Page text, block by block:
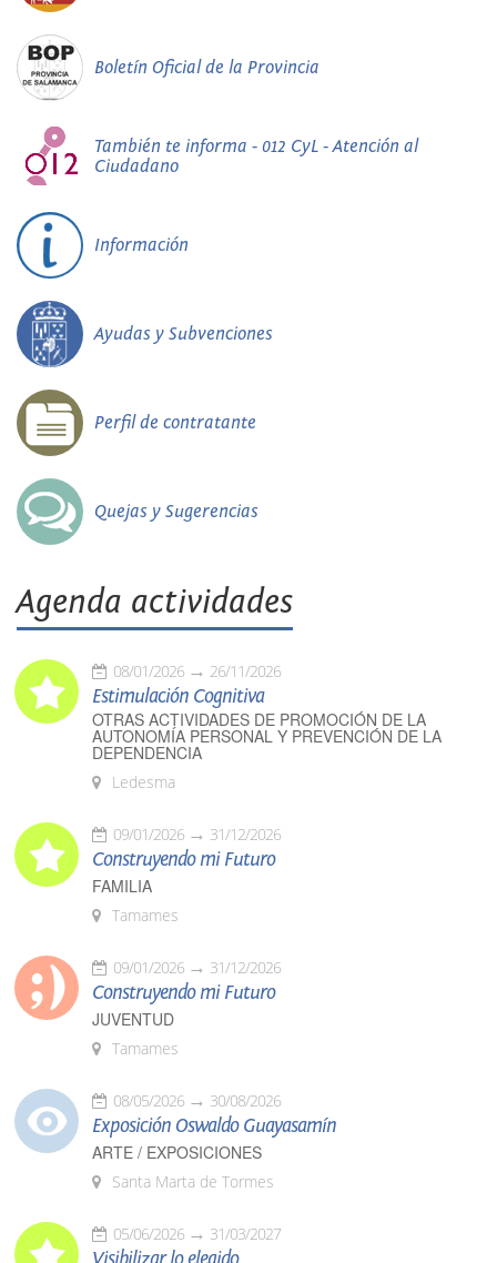
Boletín Oficial de la Provincia
También te informa - 012 CyL - Atención al
Ciudadano
Información
Ayudas y Subvenciones
Perfil de contratante
Quejas y Sugerencias
Agenda actividades
08/01/2026 26/11/2026
Estimulación Cognitiva
OTRAS ACTIVIDADES DE PROMOCIÓN DE LA
AUTONOMÍA PERSONAL Y PREVENCIÓN DE LA
DEPENDENCIA
Ledesma
09/01/2026 31/12/2026
Construyendo mi Futuro
FAMILIA
Tamames
09/01/2026 31/12/2026
Construyendo mi Futuro
JUVENTUD
Tamames
08/05/2026 30/08/2026
Exposición Oswaldo Guayasamín
ARTE / EXPOSICIONES
Santa Marta de Tormes
05/06/2026 31/03/2027